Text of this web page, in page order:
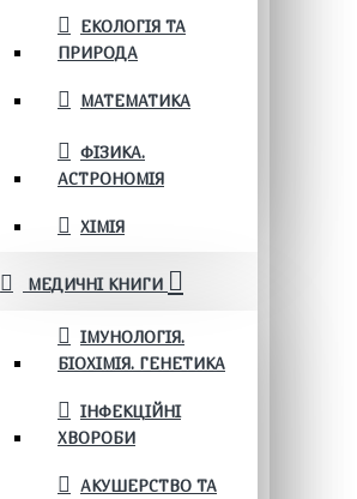
ЕКОЛОГІЯ ТА
ПРИРОДА
МАТЕМАТИКА
ФІЗИКА.
АСТРОНОМІЯ
ХІМІЯ
МЕДИЧНІ КНИГИ
ІМУНОЛОГІЯ.
БІОХІМІЯ. ГЕНЕТИКА
ІНФЕКЦІЙНІ
ХВОРОБИ
АКУШЕРСТВО ТА